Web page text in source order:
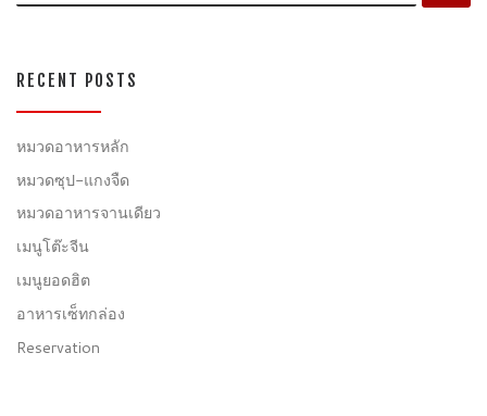
RECENT POSTS
หมวดอาหารหลัก
หมวดซุป-แกงจืด
หมวดอาหารจานเดียว
เมนูโต๊ะจีน
เมนูยอดฮิต
อาหารเซ็ทกล่อง
Reservation